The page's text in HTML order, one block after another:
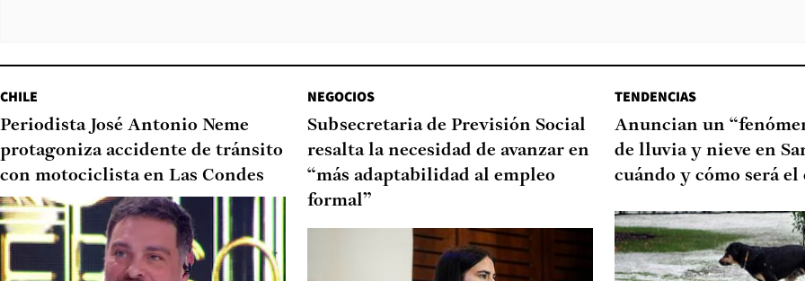
CHILE
Periodista José Antonio Neme
protagoniza accidente de tránsito
con motociclista en Las Condes
NEGOCIOS
Subsecretaria de Previsión Social
resalta la necesidad de avanzar en
“más adaptabilidad al empleo
formal”
TENDENCIAS
Anuncian un
de lluvia y nieve en
cuándo y cómo será el